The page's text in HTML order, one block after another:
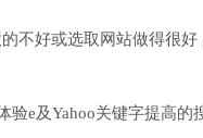
不好或选取网站做得很
e及Yahoo关键字提高的